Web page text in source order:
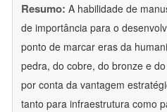
Resumo: A habilidade de
de importância para o
ponto de marcar eras da
pedra, do cobre, do bronze e
por conta da vantagem
tanto para infraestrutura como